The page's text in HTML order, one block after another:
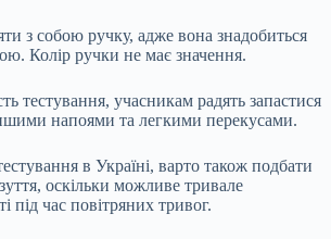
з собою ручку, адже вона знадобиться
Колір ручки не має значення.
тестування, учасникам радять запастися
напоями та легкими перекусами.
в Україні, варто також подбати
оскільки можливе тривале
під час повітряних тривог.